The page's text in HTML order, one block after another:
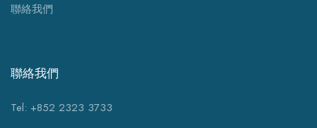
聯絡我們
聯絡我們
Tel: +852 2323 3733